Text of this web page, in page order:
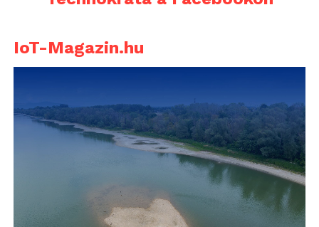
IoT-Magazin.hu